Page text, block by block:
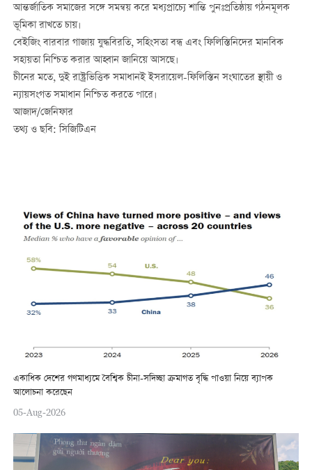
আন্তর্জাতিক সমাজের সঙ্গে সমন্বয় করে মধ্যপ্রাচ্যে শান্তি পুনঃপ্রতিষ্ঠায় গঠনমূলক
ভূমিকা রাখতে চায়।
বেইজিং বারবার গাজায় যুদ্ধবিরতি, সহিংসতা বন্ধ এবং ফিলিস্তিনিদের মানবিক
সহায়তা নিশ্চিত করার আহ্বান জানিয়ে আসছে।
চীনের মতে, দুই রাষ্ট্রভিত্তিক সমাধানই ইসরায়েল-ফিলিস্তিন সংঘাতের স্থায়ী ও
ন্যায়সংগত সমাধান নিশ্চিত করতে পারে।
আজাদ/জেনিফার
তথ্য ও ছবি: সিজিটিএন
একাধিক দেশের গণমাধ্যমে বৈশ্বিক চীনা-সদিচ্ছা ক্রমাগত বৃদ্ধি পাওয়া নিয়ে ব্যাপক
আলোচনা করেছেন
05-Aug-2026